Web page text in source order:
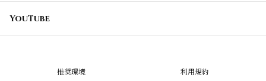
YouTube
推奨環境 利用規約